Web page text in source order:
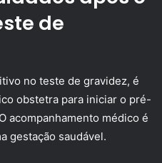
de
no teste de gravidez, é
obstetra para iniciar o pré-
acompanhamento médico é
gestação saudável.